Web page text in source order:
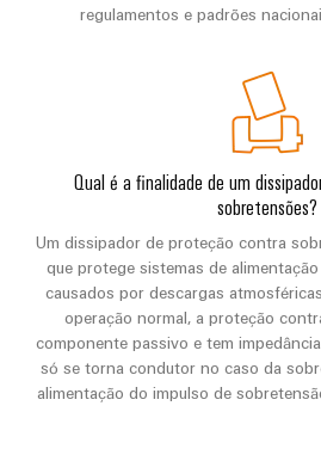
regulamentos e padrões
Qual é a finalidade de um
sobretensões?
Um dissipador de proteção contra
que protege sistemas de
causados por descargas
operação normal, a proteção
componente passivo e tem
só se torna condutor no caso da
alimentação do impulso de